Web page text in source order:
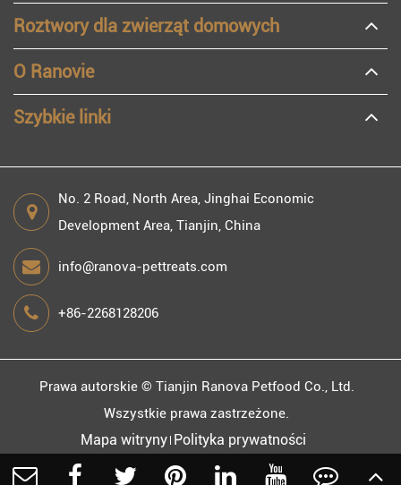
Roztwory dla zwierząt domowych
O Ranovie
Szybkie linki
No. 2 Road, North Area, Jinghai Economic
Development Area, Tianjin, China
info@ranova-pettreats.com
+86-2268128206
Prawa autorskie © Tianjin Ranova Petfood Co., Ltd.
Wszystkie prawa zastrzeżone.
Mapa witryny Polityka prywatności